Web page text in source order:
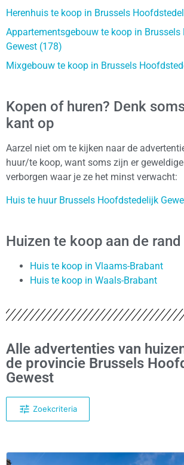
Herenhuis te koop in Brussels
Appartementsgebouw te koop in
Gewest (178)
Mixgebouw te koop in Brussels
Kopen of huren? Denk
kant op
Aarzel niet om te kijken naar de
huur/te koop, want soms zijn er
verborgen waar je ze het minst verwacht:
Huis te huur Brussels Hoofdstedelijk
Huizen te koop aan de rand
Huis te koop in Vlaams-Brabant
Huis te koop in Waals-Brabant
Alle advertenties van
de provincie Brussels
Gewest
Zoekcriteria